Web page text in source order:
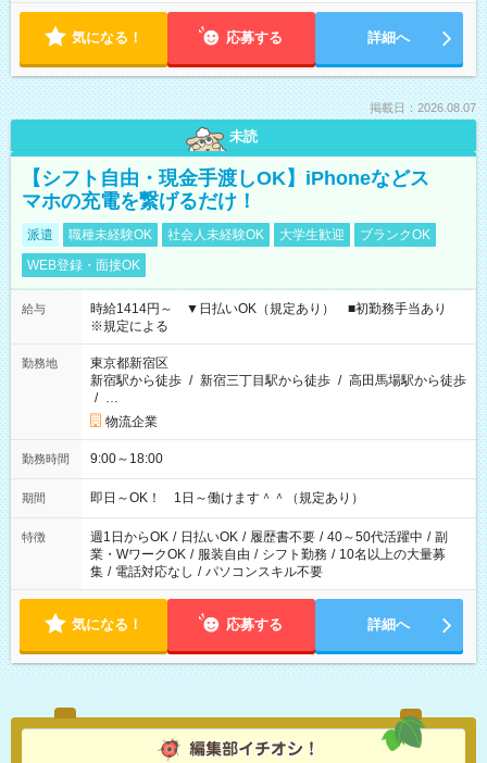
気になる！ 応募する 詳細へ
掲載日：2026.08.07
未読
【シフト自由・現金手渡しOK】iPhoneなどス
マホの充電を繋げるだけ！
派遣 職種未経験OK 社会人未経験OK 大学生歓迎
ブランクOK
WEB登録・面接OK
給与
時給1414円～ ▼日払いOK（規定あり） ■初勤務手当あり
※規定による
勤務地
東京都新宿区
新宿駅から徒歩 / 新宿三丁目駅から徒歩 / 高田馬場駅から徒歩
/ …
物流企業
勤務時間 9:00～18:00
期間 即日～OK！ 1日～働けます＾＾（規定あり）
特徴 週1日からOK / 日払いOK / 履歴書不要 / 40～50代活躍中 / 副
業・WワークOK / 服装自由 / シフト勤務 / 10名以上の大量募
集 / 電話対応なし / パソコンスキル不要
気になる！ 応募する 詳細へ